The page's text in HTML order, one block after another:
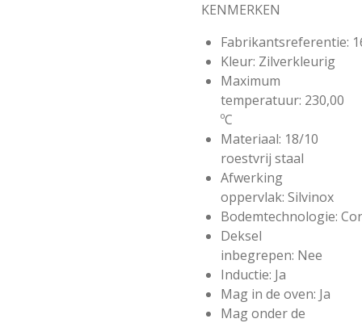
KENMERKEN
Fabrikantsreferentie:
Kleur: Zilverkleurig
Maximum
temperatuur: 230,00
ºC
Materiaal: 18/10
roestvrij staal
Afwerking
oppervlak: Silvinox
Bodemtechnologie:
Deksel
inbegrepen: Nee
Inductie: Ja
Mag in de oven: Ja
Mag onder de